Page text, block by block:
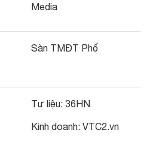
Media
Sàn TMĐT Phố
Tư liệu: 36HN
Kinh doanh: VTC2.vn